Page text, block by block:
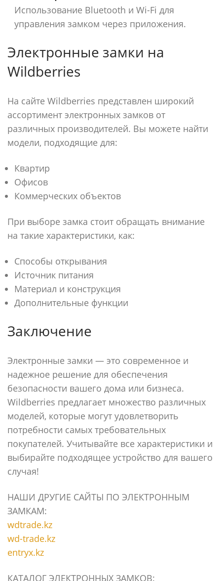
Использование Bluetooth и Wi-Fi для
управления замком через приложения.
Электронные замки на
Wildberries
На сайте Wildberries представлен широкий
ассортимент электронных замков от
различных производителей. Вы можете найти
модели, подходящие для:
Квартир
Офисов
Коммерческих объектов
При выборе замка стоит обращать внимание
на такие характеристики, как:
Способы открывания
Источник питания
Материал и конструкция
Дополнительные функции
Заключение
Электронные замки — это современное и
надежное решение для обеспечения
безопасности вашего дома или бизнеса.
Wildberries предлагает множество различных
моделей, которые могут удовлетворить
потребности самых требовательных
покупателей. Учитывайте все характеристики и
выбирайте подходящее устройство для вашего
случая!
НАШИ ДРУГИЕ САЙТЫ ПО ЭЛЕКТРОННЫМ
ЗАМКАМ:
wdtrade.kz
wd-trade.kz
entryx.kz
КАТАЛОГ ЭЛЕКТРОННЫХ ЗАМКОВ: